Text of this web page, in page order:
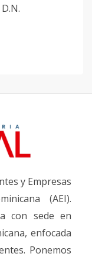
y Empresas
(AEI).
con sede en
enfocada
Ponemos